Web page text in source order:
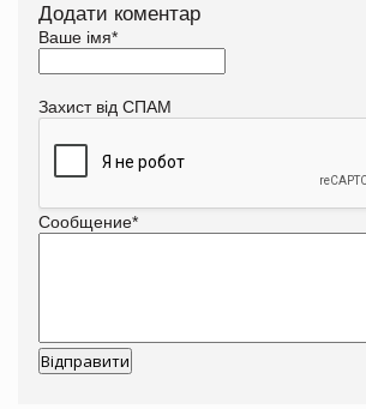
Додати коментар
Ваше імя*
Захист від СПАМ
Сообщение*